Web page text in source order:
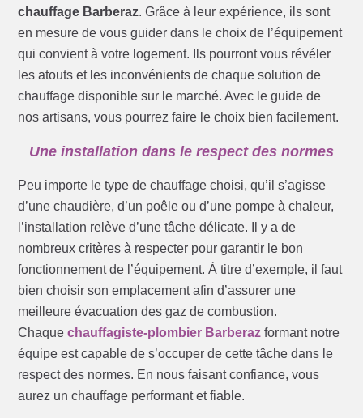
chauffage Barberaz. Grâce à leur expérience, ils sont
en mesure de vous guider dans le choix de l’équipement
qui convient à votre logement. Ils pourront vous révéler
les atouts et les inconvénients de chaque solution de
chauffage disponible sur le marché. Avec le guide de
nos artisans, vous pourrez faire le choix bien facilement.
Une installation dans le respect des normes
Peu importe le type de chauffage choisi, qu’il s’agisse
d’une chaudière, d’un poêle ou d’une pompe à chaleur,
l’installation relève d’une tâche délicate. Il y a de
nombreux critères à respecter pour garantir le bon
fonctionnement de l’équipement. À titre d’exemple, il faut
bien choisir son emplacement afin d’assurer une
meilleure évacuation des gaz de combustion.
Chaquechauffagiste-plombier Barberaz formant notre
équipe est capable de s’occuper de cette tâche dans le
respect des normes. En nous faisant confiance, vous
aurez un chauffage performant et fiable.